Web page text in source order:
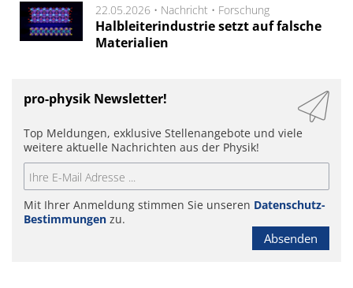
22.05.2026 • Nachricht • Forschung
Halbleiterindustrie setzt auf falsche
Materialien
pro-physik Newsletter!
Top Meldungen, exklusive Stellenangebote und viele
weitere aktuelle Nachrichten aus der Physik!
Mit Ihrer Anmeldung stimmen Sie unseren Datenschutz-
Bestimmungen zu.
Absenden